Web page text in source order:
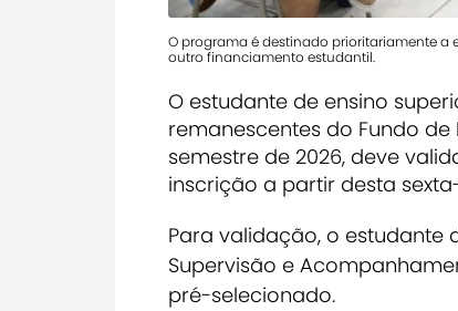
O programa é destinado prioritariamente
outro financiamento estudantil.
O estudante de ensino
remanescentes do Fundo
semestre de 2026, deve
inscrição a partir desta
Para validação, o estudante
Supervisão e
pré-selecionado.